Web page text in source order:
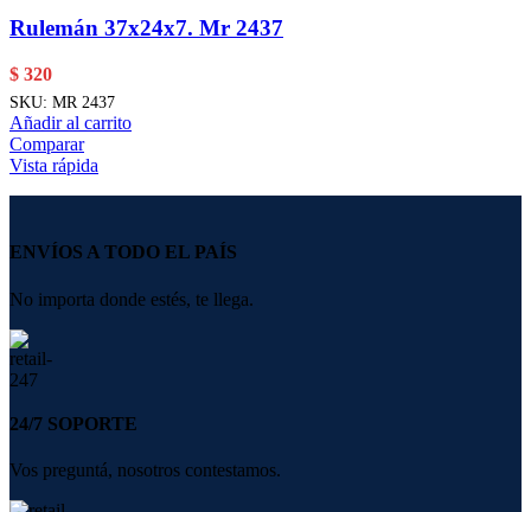
Rulemán 37x24x7. Mr 2437
$ 320
SKU: MR 2437
Añadir al carrito
Comparar
Vista rápida
ENVÍOS A TODO EL PAÍS
No importa donde estés, te llega.
24/7 SOPORTE
Vos preguntá, nosotros contestamos.